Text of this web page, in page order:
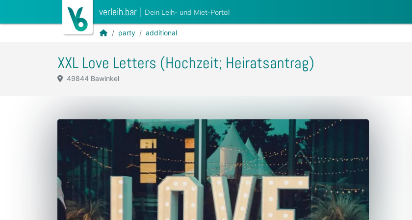
verleih.bar | Dein Leih- und Miet-Portal
party additional
XXL Love Letters (Hochzeit; Heiratsantrag)
49844 Bawinkel